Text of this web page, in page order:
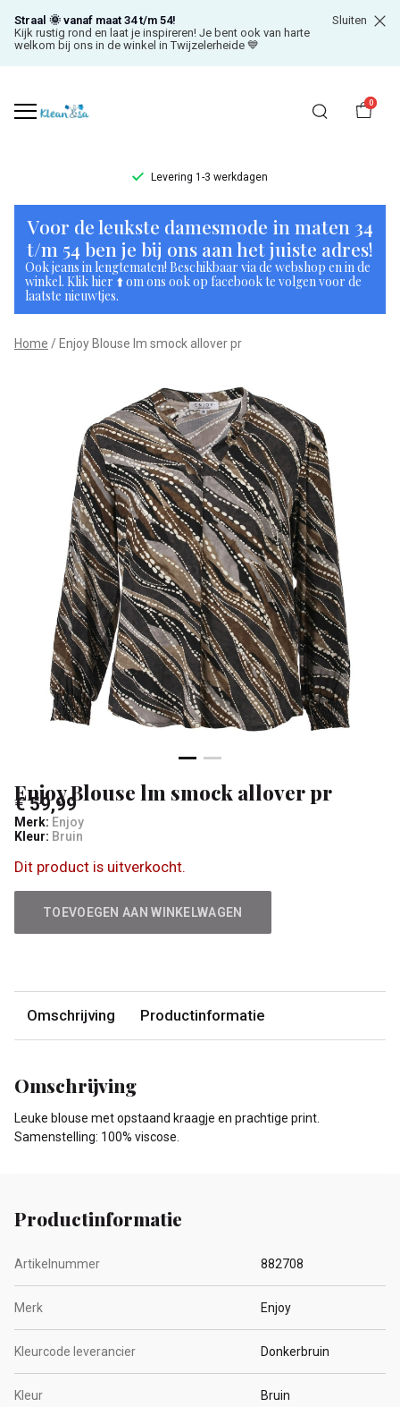
Straal 🌞 vanaf maat 34 t/m 54!
Kijk rustig rond en laat je inspireren! Je bent ook van harte
welkom bij ons in de winkel in Twijzelerheide 💙
Sluiten
0
Levering 1-3 werkdagen
Enjoy
Blouse
lm
smock
allover
Klean
Voor de leukste damesmode in maten 34
t/m 54 ben je bij ons aan het juiste adres!
Ook jeans in lengtematen! Beschikbaar via de webshop en in de
winkel. Klik hier ⬆️ om ons ook op facebook te volgen voor de
laatste nieuwtjes.
Home Enjoy Blouse lm smock allover pr
Enjoy Blouse lm smock allover pr
€ 59,99
Merk: Enjoy
Kleur: Bruin
Dit product is uitverkocht.
TOEVOEGEN AAN WINKELWAGEN
Omschrijving Productinformatie
Omschrijving
Leuke blouse met opstaand kraagje en prachtige print.
Samenstelling: 100% viscose.
Productinformatie
Artikelnummer 882708
Merk Enjoy
Kleurcode leverancier Donkerbruin
Kleur Bruin